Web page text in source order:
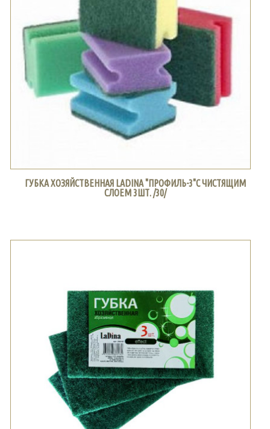
ГУБКА ХОЗЯЙСТВЕННАЯ LADINA "ПРОФИЛЬ-3"С ЧИСТЯЩИМ
СЛОЕМ 3ШТ. /30/